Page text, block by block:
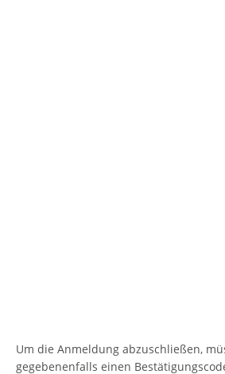
Um die Anmeldung abzuschließen,
gegebenenfalls einen